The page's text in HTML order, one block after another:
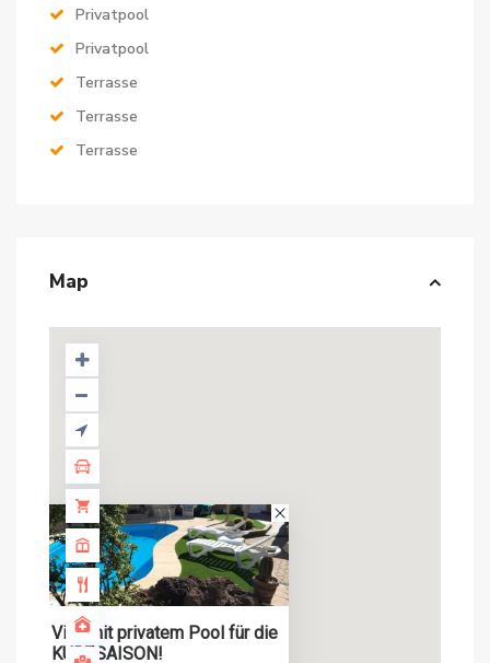
Privatpool
Privatpool
Terrasse
Terrasse
Terrasse
Map
Villa mit privatem Pool für die
KURZSAISON!